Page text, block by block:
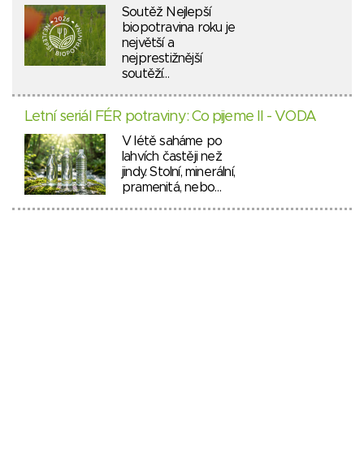
Soutěž Nejlepší
biopotravina roku je
největší a
nejprestižnější
soutěží…
Letní seriál FÉR potraviny: Co pijeme II - VODA
V létě saháme po
lahvích častěji než
jindy. Stolní, minerální,
pramenitá, nebo…